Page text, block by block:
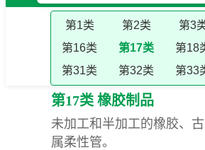
第1类 第2类 第3
第16类
第17类 第18
第31类
第32类 第33
第17类 橡胶制品
未加工和半加工的橡胶、
属柔性管。